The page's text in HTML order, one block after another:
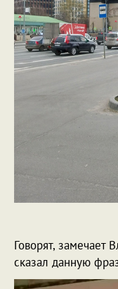
Говорят, замечает
сказал данную